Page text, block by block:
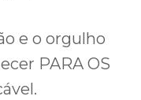
e o orgulho
PARA OS